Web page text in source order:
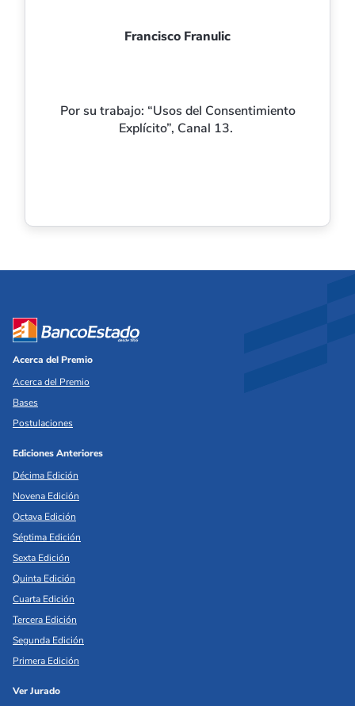
Francisco Franulic
Por su trabajo: “Usos del Consentimiento
Explícito”, Canal 13.
Acerca del Premio
Acerca del Premio
Bases
Postulaciones
Ediciones Anteriores
Décima Edición
Novena Edición
Octava Edición
Séptima Edición
Sexta Edición
Quinta Edición
Cuarta Edición
Tercera Edición
Segunda Edición
Primera Edición
Ver Jurado